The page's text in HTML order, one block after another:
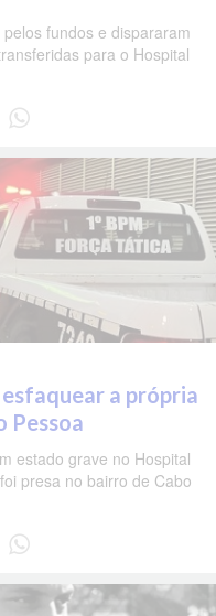
fundos e dispararam
para o Hospital
a própria
Pessoa
estado grave no Hospital
presa no bairro de Cabo